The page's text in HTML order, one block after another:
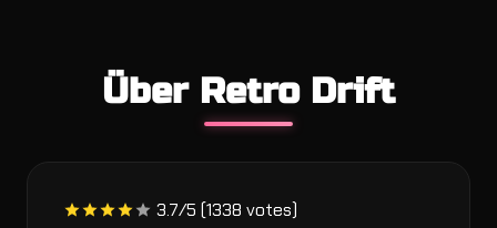
Über Retro Drift
3.7/5 (1338 votes)